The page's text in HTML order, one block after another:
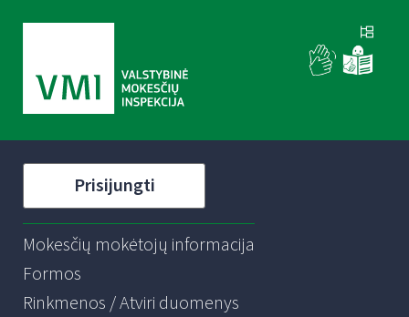
Prisijungti
Mokesčių mokėtojų informacija
Formos
Rinkmenos / Atviri duomenys